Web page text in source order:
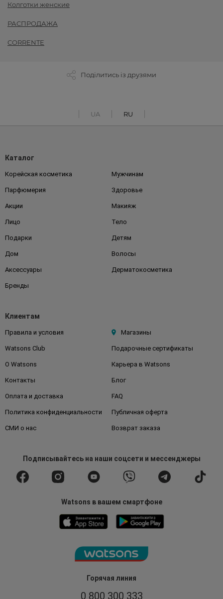
Колготки женские
РАСПРОДАЖА
CORRENTE
Поділитись із друзями
UA RU
Горячая линия
0 800 300 333
Каталог
Корейская косметика Мужчинам
Парфюмерия Здоровье
Акции Макияж
Лицо Тело
Подарки Детям
Дом Волосы
Аксессуары Дерматокосметика
Бренды
Клиентам
Правила и условия Магазины
Watsons Club Подарочные сертификаты
О Watsons Карьера в Watsons
Контакты Блог
Оплата и доставка FAQ
Политика конфиденциальности Публичная оферта
СМИ о нас Возврат заказа
Подписывайтесьна наши соцсети и мессенджеры
Watsons в вашем смартфоне